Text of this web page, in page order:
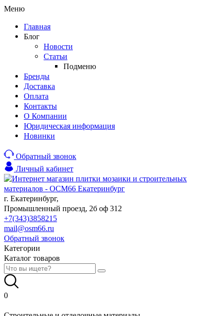
Меню
Главная
Блог
Новости
Статьи
Подменю
Бренды
Доставка
Оплата
Контакты
О Компании
Юридическая информация
Новинки
Обратный звонок
Личный кабинет
г. Екатеринбург,
Промышленный проезд, 2б оф 312
+7(343)3858215
mail@osm66.ru
Обратный звонок
Категории
Каталог товаров
0